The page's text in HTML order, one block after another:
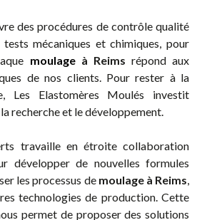
des procédures de contrôle qualité
mécaniques et chimiques, pour
moulageà Reims répond aux
de nos clients. Pour rester à la
Les Elastomères Moulés investit
recherche et le développement.
travaille en étroite collaboration
développer de nouvelles formules
les processus de moulage à Reims,
technologies de production. Cette
permet de proposer des solutions